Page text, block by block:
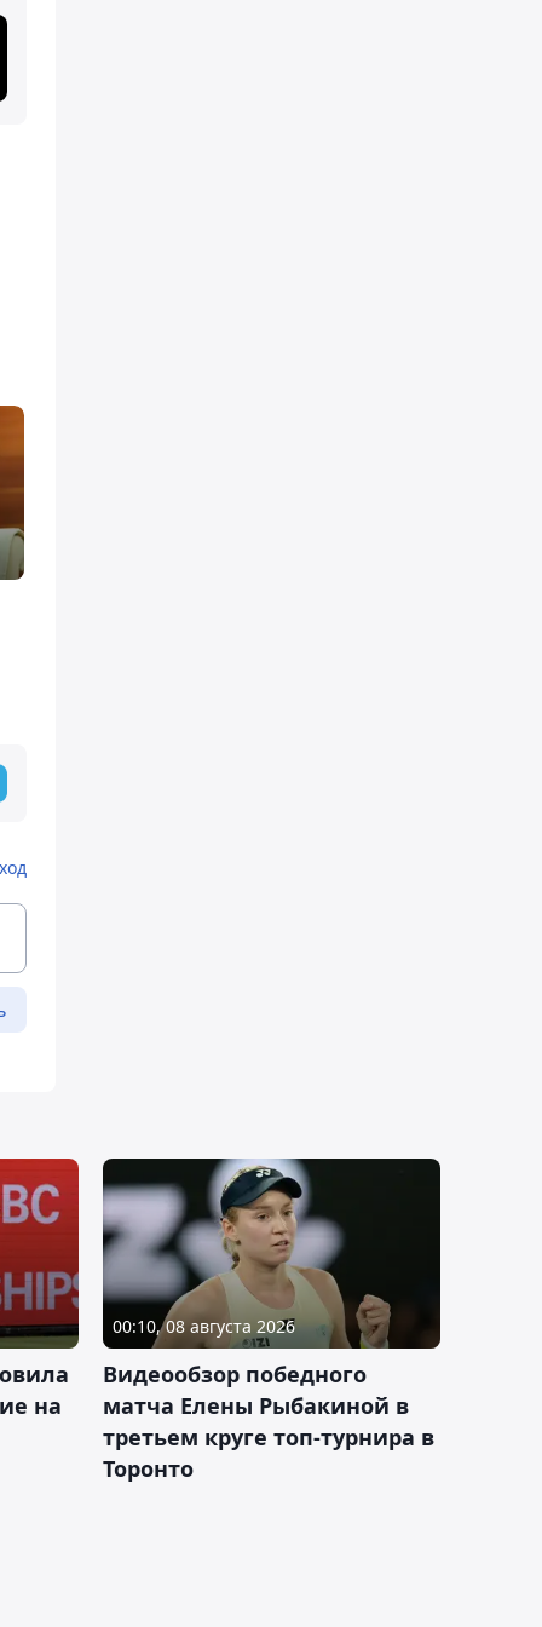
на
00:10, 08 августа 2026
Видеообзор победного
матча Елены Рыбакиной в
третьем круге топ-турнира в
Торонто